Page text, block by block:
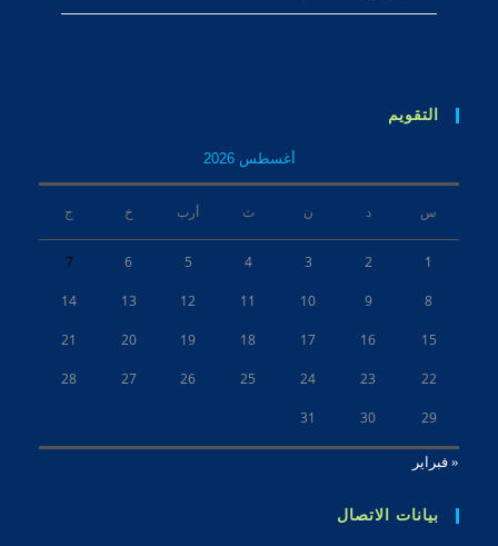
التقويم
أغسطس 2026
س د ن ث أرب خ ج
1
2
3
4
5
6
7
8
9
10
11
12
13
14
15
16
17
18
19
20
21
22
23
24
25
26
27
28
29
30
31
« فبراير
بيانات الاتصال